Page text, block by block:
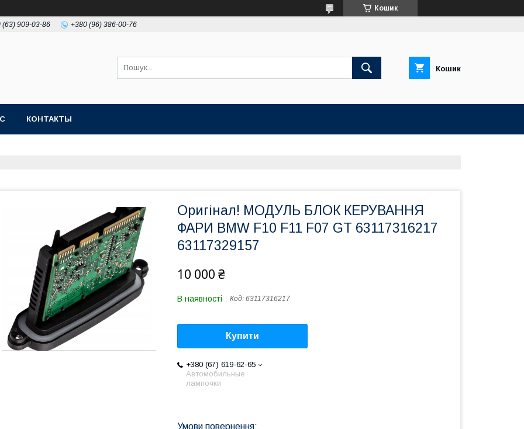
Кошик
(63) 909-03-86 +380 (96) 386-00-76
Кошик
КОНТАКТЫ
Оригінал! МОДУЛЬ БЛОК КЕРУВАННЯ
ФАРИ BMW F10 F11 F07 GT 63117316217
63117329157
10 000 ₴
В наявності Код: 63117316217
Купити
+380 (67) 619-62-65
Автомобильные
лампочки